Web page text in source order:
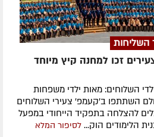
השליחות
זכו למחנה קיץ מיוחד
השלוחים: מאות ילדי משפחות
השתתפו ב'קעמפ' צעירי השלוחים
להצלחה בתפקיד הייחודי במפעל
הלימודים הוק... לסיפור המלא